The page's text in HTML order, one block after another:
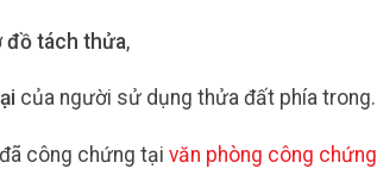
đồ tách thửa,
của người sử dụng thửa đất phía trong.
công chứng tại văn phòng công chứng